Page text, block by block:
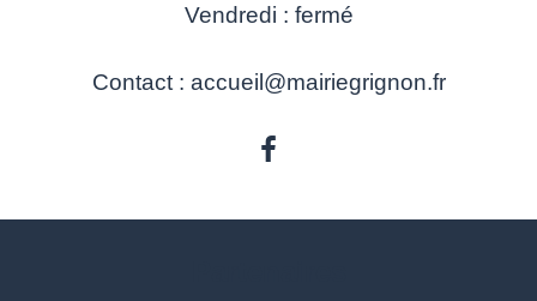
Vendredi : fermé
Contact : accueil@mairiegrignon.fr